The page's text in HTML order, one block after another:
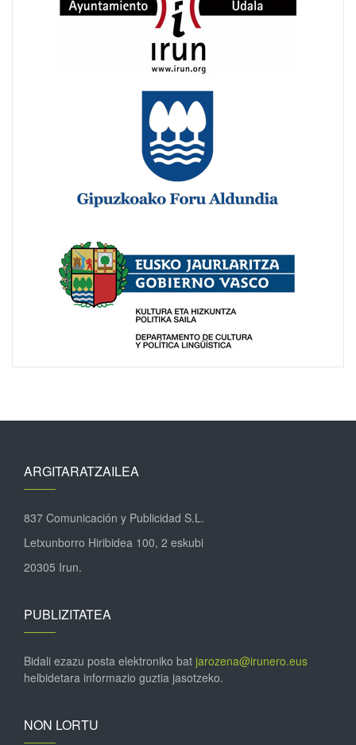
ARGITARATZAILEA
837 Comunicación y Publicidad S.L.
Letxunborro Hiribidea 100, 2 eskubi
20305 Irun.
PUBLIZITATEA
Bidali ezazu posta elektroniko bat jarozena@irunero.eus
helbidetara informazio guztia jasotzeko.
NON LORTU